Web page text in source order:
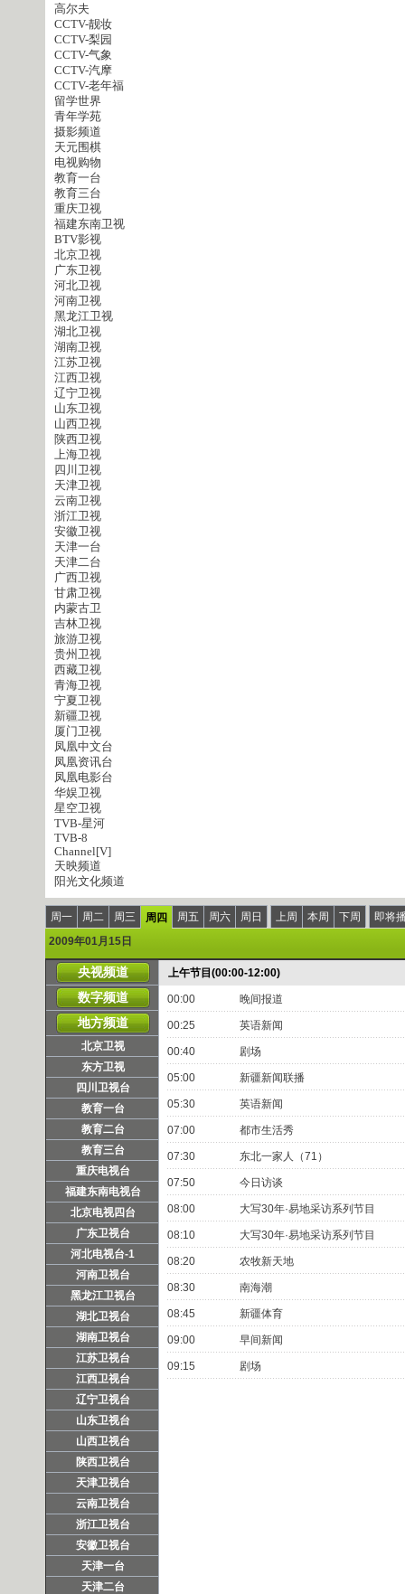
高尔夫
CCTV-靓妆
CCTV-梨园
CCTV-气象
CCTV-汽摩
CCTV-老年福
留学世界
青年学苑
摄影频道
天元围棋
电视购物
教育一台
教育三台
重庆卫视
福建东南卫视
BTV影视
北京卫视
广东卫视
河北卫视
河南卫视
黑龙江卫视
湖北卫视
湖南卫视
江苏卫视
江西卫视
辽宁卫视
山东卫视
山西卫视
陕西卫视
上海卫视
四川卫视
天津卫视
云南卫视
浙江卫视
安徽卫视
天津一台
天津二台
广西卫视
甘肃卫视
内蒙古卫
吉林卫视
旅游卫视
贵州卫视
西藏卫视
青海卫视
宁夏卫视
新疆卫视
厦门卫视
凤凰中文台
凤凰资讯台
凤凰电影台
华娱卫视
星空卫视
TVB-星河
TVB-8
Channel[V]
天映频道
阳光文化频道
周一 周二 周三 周四 周五 周六 周日 上周 本周 下周
即将
2009年01月15日
央视频道
数字频道
地方频道
北京卫视
东方卫视
四川卫视台
教育一台
教育二台
教育三台
重庆电视台
福建东南电视台
北京电视四台
广东卫视台
河北电视台-1
河南卫视台
黑龙江卫视台
湖北卫视台
湖南卫视台
江苏卫视台
江西卫视台
辽宁卫视台
山东卫视台
山西卫视台
陕西卫视台
天津卫视台
云南卫视台
浙江卫视台
安徽卫视台
天津一台
天津二台
上午节目(00:00-12:00)
00:00 晚间报道
00:25 英语新闻
00:40 剧场
05:00 新疆新闻联播
05:30 英语新闻
07:00 都市生活秀
07:30 东北一家人（71）
07:50 今日访谈
08:00 大写30年·易地采访系列节目
08:10 大写30年·易地采访系列节目
08:20 农牧新天地
08:30 南海潮
08:45 新疆体育
09:00 早间新闻
09:15 剧场